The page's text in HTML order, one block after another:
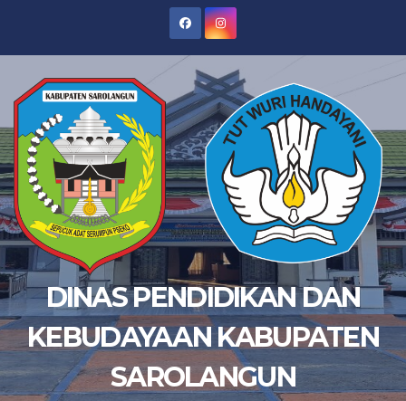
DINAS PENDIDIKAN DAN
KEBUDAYAAN KABUPATEN
SAROLANGUN